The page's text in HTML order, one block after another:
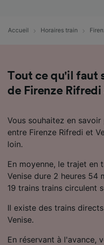
Accueil Horaires train
Tout ce qu'il faut
de Firenze Rifredi
Vous souhaitez en
entre Firenze Rifredi et
loin.
En moyenne, le trajet en
Venise dure 2 heures 54
19 trains trains circulent
Il existe des trains
Venise.
En réservant à l'avance,